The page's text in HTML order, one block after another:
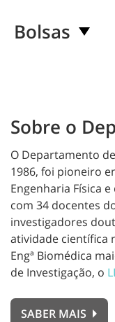
Bolsas
Sobre o
O Departamento
1986, foi pioneiro
Engenharia Física
com 34 docentes
investigadores
atividade científica
Engª Biomédica
de Investigação, o
SABER MAIS